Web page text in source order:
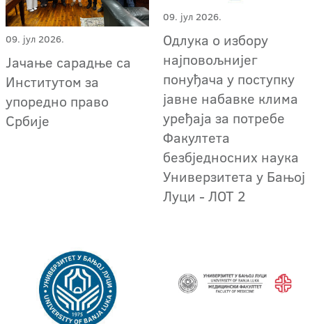
09. јул 2026.
Јачање сарадње са
Институтом за
упоредно право
Србије
09. јул 2026.
Одлука о избору
најповољнијег
понуђача у поступку
јавне набавке клима
уређаја за потребе
Факултета
безбједносних наука
Универзитета у Бањој
Луци - ЛОТ 2